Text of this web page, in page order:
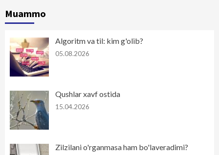
Muammo
Algoritm va til: kim g'olib?
05.08.2026
Qushlar xavf ostida
15.04.2026
Zilzilani o'rganmasa ham bo'laveradimi?